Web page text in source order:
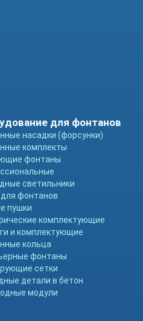
для фонтанов
насадки (форсунки)
комплекты
фонтаны
светильники
фонтанов
пушки
комплектующие
и комплектующие
кольца
фонтаны
сетки
детали в бетон
модули